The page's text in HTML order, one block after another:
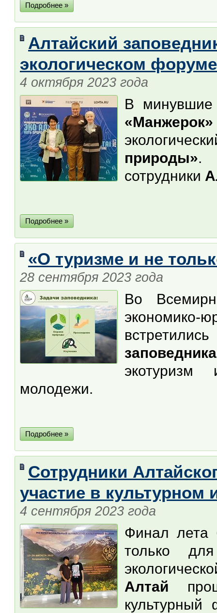
Подробнее »
Алтайский
экологическом
4 октября 2023 года
В минувшие
«Манжерок»
природы».
сотрудники
Подробнее »
«О туризме и не
28 сентября 2023 года
Во
заповедника
экотуризм
молодежи.
Подробнее »
Сотрудники
участие в культурном
4 сентября 2023 года
Финал лета
только
Алтай